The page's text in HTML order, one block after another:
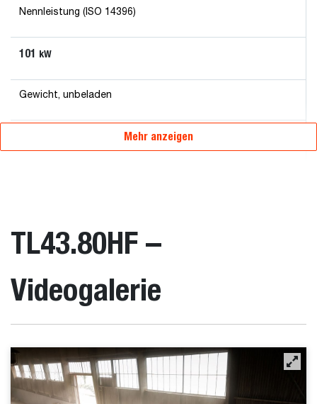
Nennleistung (ISO 14396)
101 kW
Gewicht, unbeladen
Mehr anzeigen
TL43.80HF –
Videogalerie